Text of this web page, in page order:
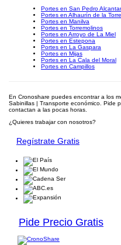
Portes en San Pedro
Portes en Alhaurín de la Torre
Portes en Manilva
Portes en Torremolinos
Portes en Arroyo de La Miel
Portes en Estepona
Portes en La Gaspara
Portes en Mijas
Portes en La Cala del Moral
Portes en Campillos
En Cronoshare puedes encontrar a los
Sabinillas | Transporte económico. Pide
contactan a las pocas horas.
¿Quieres trabajar con nosotros?
Regístrate Gratis
Pide Precio Gratis